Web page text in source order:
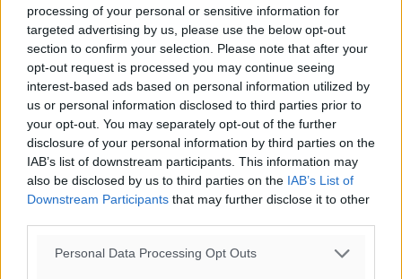
processing of your personal or sensitive information for
targeted advertising by us, please use the below opt-out
section to confirm your selection. Please note that after your
opt-out request is processed you may continue seeing
interest-based ads based on personal information utilized by
us or personal information disclosed to third parties prior to
your opt-out. You may separately opt-out of the further
disclosure of your personal information by third parties on the
IAB’s list of downstream participants. This information may
also be disclosed by us to third parties on the IAB’s List of
Downstream Participants that may further disclose it to other
Personal Data Processing Opt Outs
ΤΕ ΕΟΠ Δωδεκανήσου: Ξεκινά το
Τοπικό Πρωτάθλημα Δρόμου Μικρών
Κατηγοριών
Σήμερα Σάββατο 2 Απριλίου ξεκινά το Τοπικό
Πρωτάθλημα Δρόμου Μικρών Κατηγοριών που
διοργανώνει η ΤΕ ΕΟΠ Δωδεκανήσου και ο Ροδήλιος,
που θα διεξαχθεί στον Περιφερειακό δρόμο ...